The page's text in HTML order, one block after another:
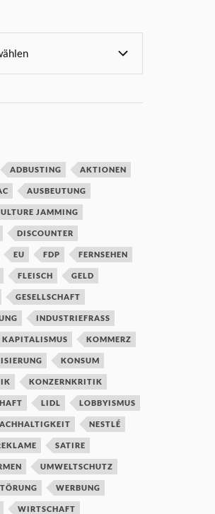
ADBUSTING AKTIONEN
AUSBEUTUNG
JAMMING
DISCOUNTER
EU FDP FERNSEHEN
FLEISCH GELD
GESELLSCHAFT
INDUSTRIEFRASS
KAPITALISMUS KOMMERZ
KONSUM
KONZERNKRITIK
LIDL LOBBYISMUS
NESTLÉ
SATIRE
UMWELTSCHUTZ
WERBUNG
WIRTSCHAFT